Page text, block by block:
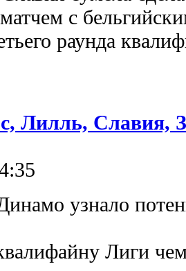
с
раунда
Лилль, Славия,
узнало
Лиги